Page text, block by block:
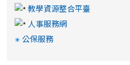
教學資源整合平臺
人事服務網
公保服務